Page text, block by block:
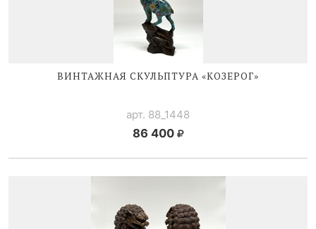
ВИНТАЖНАЯ СКУЛЬПТУРА «КОЗЕРОГ»
арт. 88_1448
86 400